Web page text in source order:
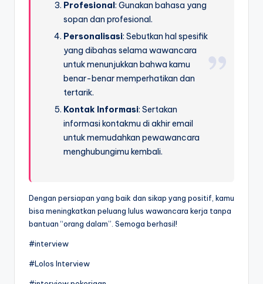
Profesional: Gunakan bahasa yang
sopan dan profesional.
Personalisasi: Sebutkan hal spesifik
yang dibahas selama wawancara
untuk menunjukkan bahwa kamu
benar-benar memperhatikan dan
tertarik.
Kontak Informasi: Sertakan
informasi kontakmu di akhir email
untuk memudahkan pewawancara
menghubungimu kembali.
Dengan persiapan yang baik dan sikap yang positif, kamu
bisa meningkatkan peluang lulus wawancara kerja tanpa
bantuan “orang dalam”. Semoga berhasil!
#interview
#Lolos Interview